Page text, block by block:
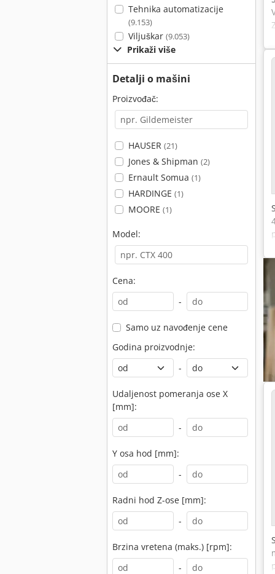
Tehnika automatizacije
(9.153)
Viljuškar (9.053)
Prikaži više
Detalji o mašini
Proizvođač:
HAUSER (21)
Jones & Shipman (2)
Ernault Somua (1)
HARDINGE (1)
MOORE (1)
Model:
Cena:
-
Samo uz navođenje cene
Godina proizvodnje:
-
Udaljenost pomeranja ose X
[mm]:
-
Y osa hod [mm]:
-
Radni hod Z-ose [mm]:
-
Brzina vretena (maks.) [rpm]:
-